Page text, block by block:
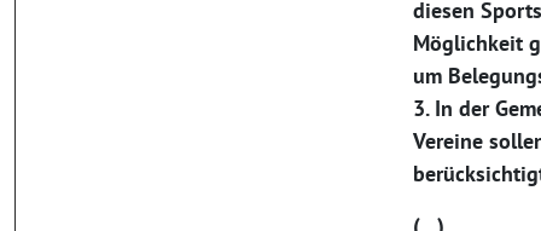
diesen
Möglichkeit
um
3. In der
Vereine